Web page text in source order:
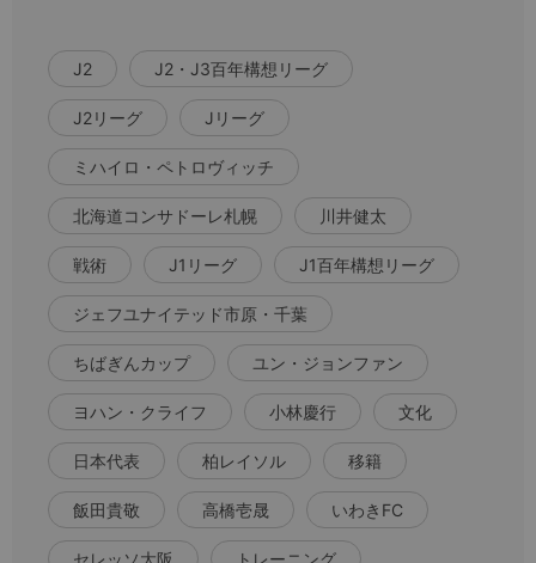
J2 J2・J3百年構想リーグ
J2リーグ Jリーグ
ミハイロ・ペトロヴィッチ
北海道コンサドーレ札幌 川井健太
戦術 J1リーグ J1百年構想リーグ
ジェフユナイテッド市原・千葉
ちばぎんカップ ユン・ジョンファン
ヨハン・クライフ 小林慶行 文化
日本代表 柏レイソル 移籍
飯田貴敬 高橋壱晟 いわきFC